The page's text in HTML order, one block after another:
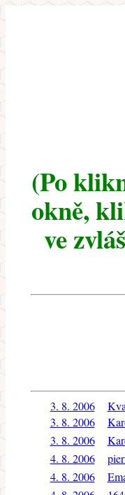
(Po
okně,
ve
3. 8. 2006
3. 8. 2006
3. 8. 2006
4. 8. 2006
4. 8. 2006